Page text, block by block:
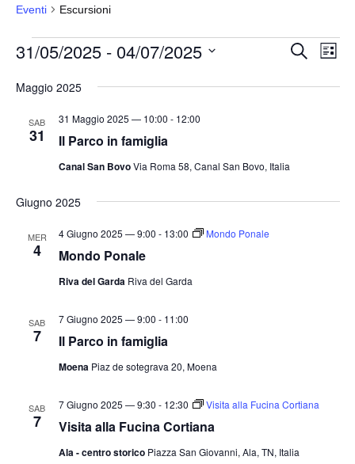
Eventi Escursioni
Eventi
E
e
i
i
s
e
C
c
E
e
s
L
s
31/05/2025 - 04/07/2025
e
o
Maggio 2025
SAB
31 Il Parco in famiglia
31 Maggio 2025 — 10:00 - 12:00
Canal San BovoVia Roma 58, Canal San Bovo, Italia
Giugno 2025
MER
4 Mondo Ponale
4 Giugno 2025 — 9:00 - 13:00 Mondo Ponale
Riva del Garda Riva del Garda
SAB
7 Il Parco in famiglia
7 Giugno 2025 — 9:00 - 11:00
Moena Piaz de sotegrava 20, Moena
SAB
7 Visita alla Fucina Cortiana
7 Giugno 2025 — 9:30 - 12:30 Visita alla Fucina Cortiana
Ala - centro storico Piazza San Giovanni, Ala, TN, Italia